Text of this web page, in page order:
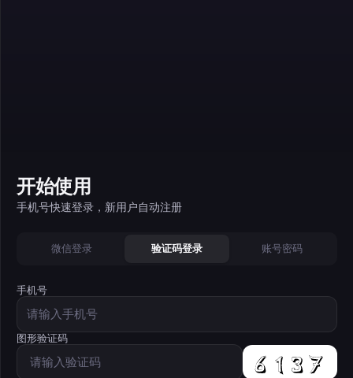
开始使用
手机号快速登录，新用户自动注册
微信登录 验证码登录 账号密码
手机号
图形验证码